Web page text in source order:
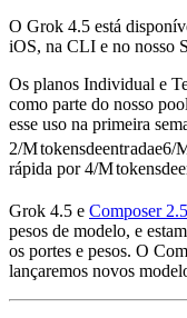
O Grok 4.5 está
iOS, na CLI e no nosso
Os planos Individual e
como parte do nosso
esse uso na primeira
2/Mtokensdeentradae6/
rápida por4/Mtokensdee
Grok 4.5 e Composer 2.5
pesos de modelo, e
os portes e pesos. O
lançaremos novos